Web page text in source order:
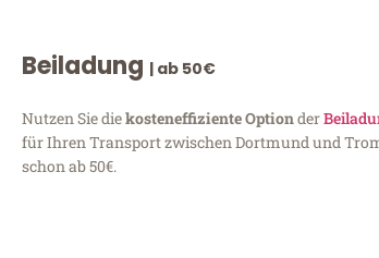
Beiladung | ab 50€
Nutzen Sie diekosteneffiziente Optionder
für Ihren Transport zwischen Dortmund und
schon ab 50€.